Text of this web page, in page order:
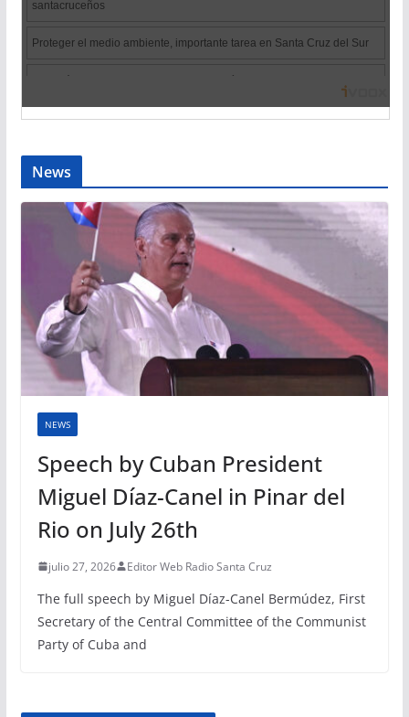
News
NEWS
Speech by Cuban President
Miguel Díaz-Canel in Pinar del
Rio on July 26th
julio 27, 2026 Editor Web Radio Santa Cruz
The full speech by Miguel Díaz-Canel Bermúdez, First
Secretary of the Central Committee of the Communist
Party of Cuba and